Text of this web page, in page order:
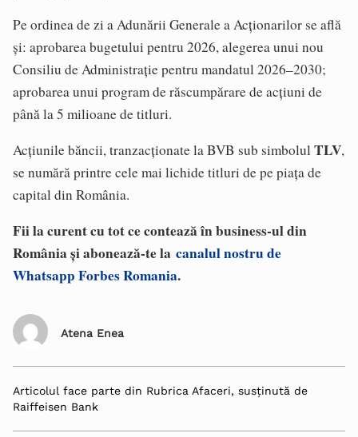
Pe ordinea de zi a Adunării Generale a Acționarilor se află
și: aprobarea bugetului pentru 2026, alegerea unui nou
Consiliu de Administrație pentru mandatul 2026–2030;
aprobarea unui program de răscumpărare de acțiuni de
până la 5 milioane de titluri.
Acțiunile băncii, tranzacționate la BVB sub simbolulTLV,
se numără printre cele mai lichide titluri de pe piața de
capital din România.
Fii la curent cu tot ce contează în business-ul din
România și abonează-te la canalul nostru de
Whatsapp Forbes Romania.
Atena Enea
Articolul face parte din Rubrica Afaceri, susținută de
Raiffeisen Bank